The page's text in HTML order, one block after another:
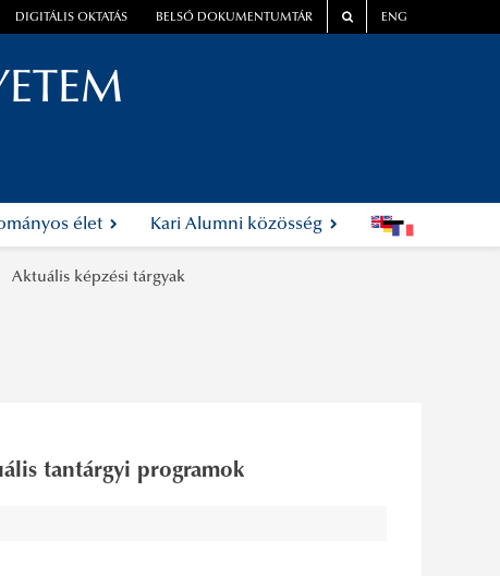
DIGITÁLIS OKTATÁS BELSŐ DOKUMENTUMTÁR ENG
élet Kari Alumni közösség
Aktuális képzési tárgyak
tantárgyi programok